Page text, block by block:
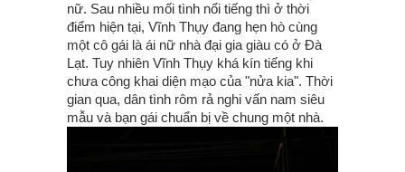
nữ. Sau nhiều mối tình nổi tiếng thì ở thời
điểm hiện tại, Vĩnh Thụy đang hẹn hò cùng
một cô gái là ái nữ nhà đại gia giàu có ở Đà
Lạt. Tuy nhiên Vĩnh Thụy khá kín tiếng khi
chưa công khai diện mạo của "nửa kia". Thời
gian qua, dân tình rôm rả nghi vấn nam siêu
mẫu và bạn gái chuẩn bị về chung một nhà.